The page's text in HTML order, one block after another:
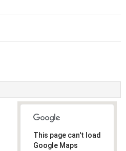
This page can't load
Google Maps